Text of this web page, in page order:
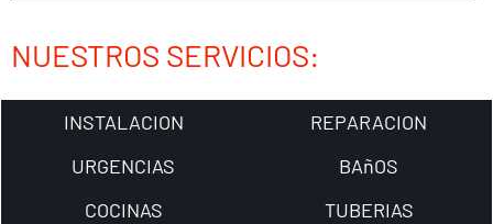
NUESTROS SERVICIOS:
INSTALACION
REPARACION
URGENCIAS
BAñOS
COCINAS
TUBERIAS